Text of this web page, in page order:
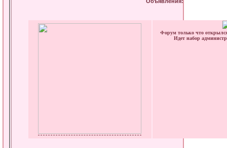
Форум только что
Идет набор